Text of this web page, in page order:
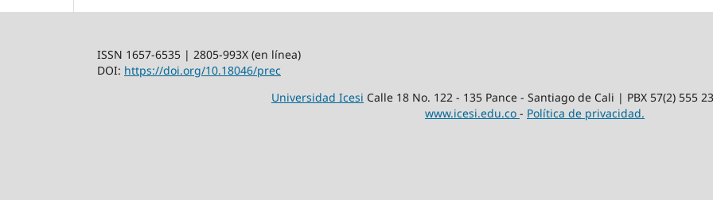
ISSN 1657-6535 | 2805-993X (en línea)
DOI: https://doi.org/10.18046/prec
Universidad Icesi Calle 18 No. 122 - 135 Pance - Santiago de Cali | PBX 57(2) 555
www.icesi.edu.co - Política de privacidad.